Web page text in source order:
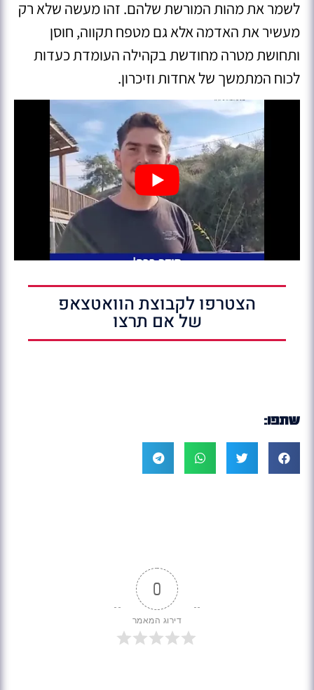
לשמר את מהות המורשת שלהם. זהו מעשה שלא רק
מעשיר את האדמה אלא גם מטפח תקווה, חוסן
ותחושת מטרה מחודשת בקהילה העומדת כעדות
לכוח המתמשך של אחדות וזיכרון.
הצטרפו לקבוצת הוואטצאפ
של אם תרצו
שתפו:
0
דירוג המאמר